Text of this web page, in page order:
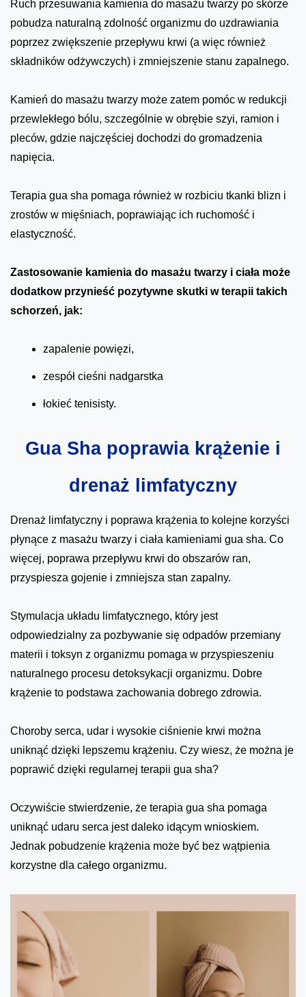
Ruch przesuwania kamienia do masażu twarzy po skórze
pobudza naturalną zdolność organizmu do uzdrawiania
poprzez zwiększenie przepływu krwi (a więc również
składników odżywczych) i zmniejszenie stanu zapalnego.
Kamień do masażu twarzy może zatem pomóc w redukcji
przewlekłego bólu, szczególnie w obrębie szyi, ramion i
pleców, gdzie najczęściej dochodzi do gromadzenia
napięcia.
Terapia gua sha pomaga również w rozbiciu tkanki blizn i
zrostów w mięśniach, poprawiając ich ruchomość i
elastyczność.
Zastosowanie kamienia do masażu twarzy i ciała może
dodatkow przynieść pozytywne skutki w terapii takich
schorzeń, jak:
zapalenie powięzi,
zespół cieśni nadgarstka
łokieć tenisisty.
Gua Sha poprawia krążenie i
drenaż limfatyczny
Drenaż limfatyczny i poprawa krążenia to kolejne korzyści
płynące z masażu twarzy i ciała kamieniami gua sha. Co
więcej, poprawa przepływu krwi do obszarów ran,
przyspiesza gojenie i zmniejsza stan zapalny.
Stymulacja układu limfatycznego, który jest
odpowiedzialny za pozbywanie się odpadów przemiany
materii i toksyn z organizmu pomaga w przyspieszeniu
naturalnego procesu detoksykacji organizmu. Dobre
krążenie to podstawa zachowania dobrego zdrowia.
Choroby serca, udar i wysokie ciśnienie krwi można
uniknąć dzięki lepszemu krążeniu. Czy wiesz, że można je
poprawić dzięki regularnej terapii gua sha?
Oczywiście stwierdzenie, że terapia gua sha pomaga
uniknąć udaru serca jest daleko idącym wnioskiem.
Jednak pobudzenie krążenia może być bez wątpienia
korzystne dla całego organizmu.